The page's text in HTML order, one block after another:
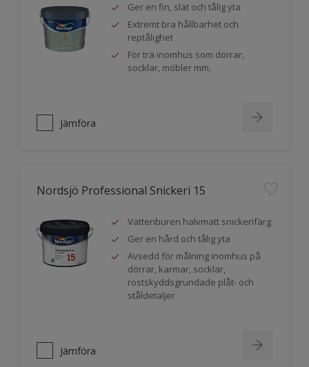
Ger en fin, slät och tålig yta
Extremt bra hållbarhet och
reptålighet
För trä inomhus som dörrar,
socklar, möbler mm.
Jämföra
Nordsjö Professional Snickeri 15
Vattenburen halvmatt snickerifärg
Ger en hård och tålig yta
Avsedd för målning inomhus på
dörrar, karmar, socklar,
rostskyddsgrundade plåt- och
ståldetaljer
Jämföra